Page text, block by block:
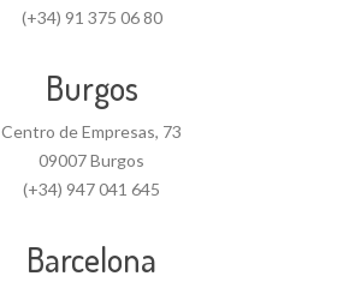
(+34) 91 375 06 80
Burgos
Centro de Empresas, 73
09007 Burgos
(+34) 947 041 645
Barcelona